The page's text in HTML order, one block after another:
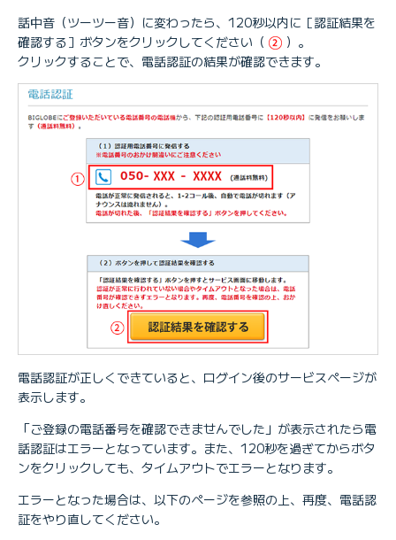
話中音（ツーツー音）に変わったら、120秒以内に［認証結果を
確認する］ボタンをクリックしてください（
）。
クリックすることで、電話認証の結果が確認できます。
電話認証が正しくできていると、ログイン後のサービスページが
表示します。
「ご登録の電話番号を確認できませんでした」が表示されたら電
話認証はエラーとなっています。また、120秒を過ぎてからボタ
ンをクリックしても、タイムアウトでエラーとなります。
エラーとなった場合は、以下のページを参照の上、再度、電話認
証をやり直してください。